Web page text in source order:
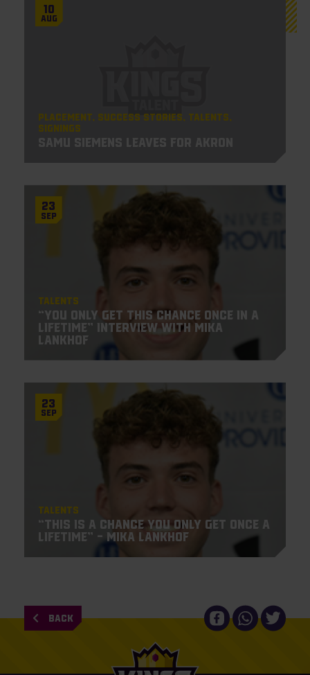
10
Aug
Placement Success Stories
Talents
Signings
23
Sep
Talents
“You only get this chance once in a
lifetime” Interview with Mika
Lankhof
23
Sep
Talents
“This is a chance you only get once a
lifetime” – Mika Lankhof
BACK